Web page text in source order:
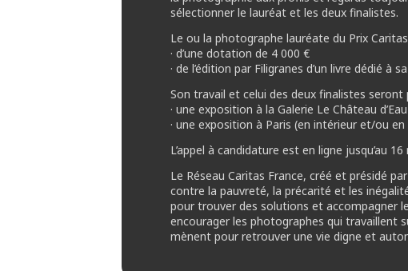
sélectionner le lauréat et les deux finalistes.
Le ou la photographe lauréate du Prix
· d’une dotation de 4 000 €
· de l’édition par Filigranes d’un livre dédié à
Son travail et celui des deux finalistes
· une exposition à la Galerie Le Château
· une exposition à Paris (en intérieur et/ou
L’appel à candidature est en ligne jusqu’au
Le Réseau Caritas France, créé et présidé
contre la pauvreté, la précarité et les
pour trouver des solutions et accompagner
encourager les photographes qui travaillent
mènent pour retrouver une vie digne et